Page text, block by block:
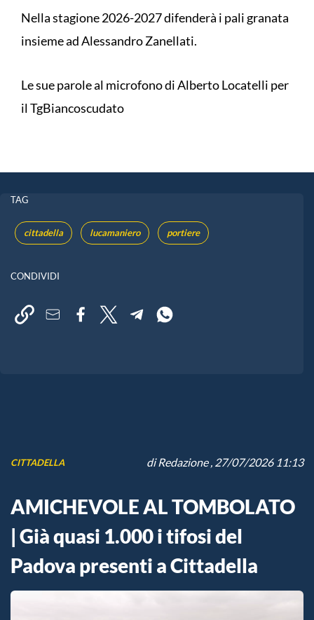
Nella stagione 2026-2027 difenderà i pali granata
insieme ad Alessandro Zanellati.
Le sue parole al microfono di Alberto Locatelli per
il TgBiancoscudato
TAG
cittadella lucamaniero portiere
CONDIVIDI
CITTADELLA diRedazione, 27/07/2026 11:13
AMICHEVOLE AL TOMBOLATO
| Già quasi 1.000 i tifosi del
Padova presenti a Cittadella